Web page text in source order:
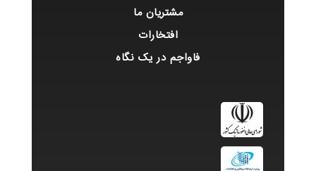
مشتریان ما
افتخارات
فاواجم در یک نگاه